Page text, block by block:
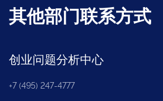
其他部门联系方式
创业问题分析中心
+7 (495) 247-4777